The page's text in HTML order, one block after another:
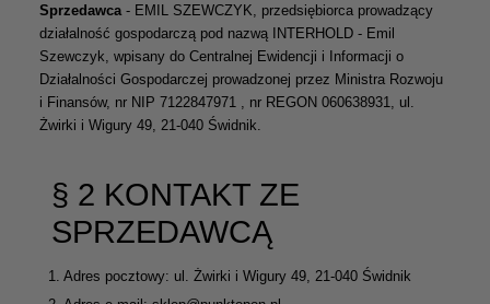
Sprzedawca- EMIL SZEWCZYK, przedsiębiorca prowadzący
działalność gospodarczą pod nazwą INTERHOLD - Emil
Szewczyk, wpisany do Centralnej Ewidencji i Informacji o
Działalności Gospodarczej prowadzonej przez Ministra Rozwoju
i Finansów, nr NIP 7122847971 , nr REGON 060638931, ul.
Żwirki i Wigury 49, 21-040 Świdnik.
§ 2 KONTAKT ZE
SPRZEDAWCĄ
1. Adres pocztowy: ul. Żwirki i Wigury 49, 21-040 Świdnik